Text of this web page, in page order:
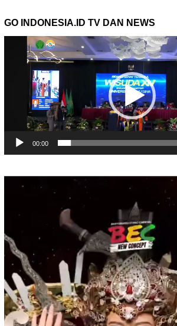
GO INDONESIA.ID TV DAN NEWS
Pemutar
00:00